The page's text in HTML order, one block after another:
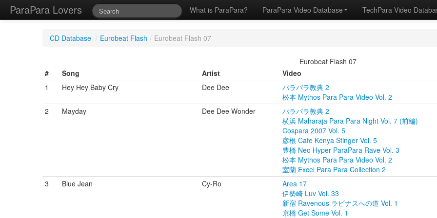
ParaPara Lovers What is ParaPara? ParaPara Video Database TechPara Video
CD Database / Eurobeat Flash / Eurobeat Flash 07
Eurobeat Flash 07
#
Song Artist
Video
1
Hey Hey Baby Cry Dee Dee
パラパラ教典 2
松本 Mythos Para Para Video Vol. 2
2
Mayday Dee Dee Wonder
パラパラ教典 2
横浜 Maharaja Para Para Night Vol. 7 (前編)
Cospara 2007 Vol. 5
彦根 Cafe Kenya Stinger Vol. 5
豊橋 Neo Hyper ParaPara Rave Vol. 3
松本 Mythos Para Para Video Vol. 2
室蘭 Excel Para Para Collection 2
3
Blue Jean Cy-Ro
Area 17
伊勢崎 Luv Vol. 33
新宿 Ravenous ラビナスへの道 Vol. 1
京橋 Get Some Vol. 1